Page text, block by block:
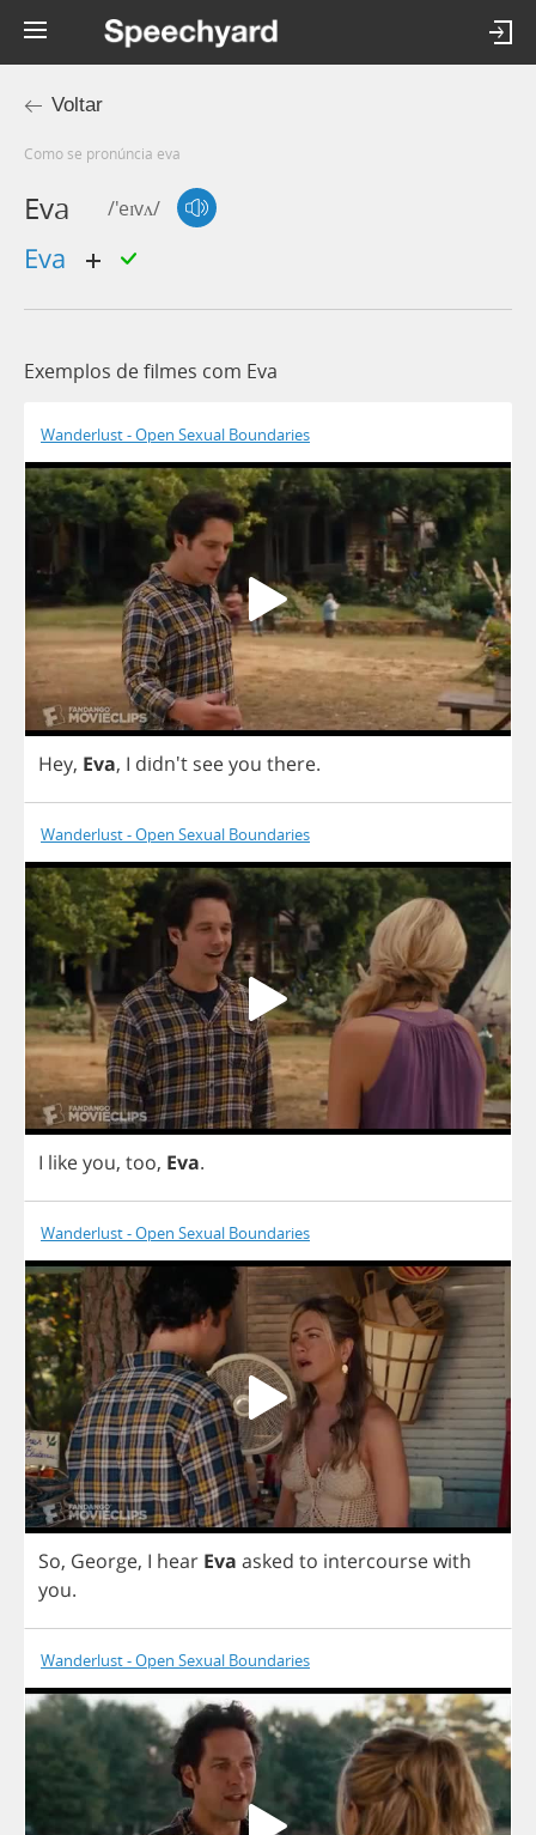
Voltar
Como se pronúncia eva
Eva /'eɪvʌ/
eva
Exemplos de filmes com Eva
Wanderlust - Open Sexual Boundaries
Hey, Eva, I didn't seeyou there.
Wanderlust - Open Sexual Boundaries
I likeyou, too, Eva.
Wanderlust - Open Sexual Boundaries
So, George, I hear Eva asked to intercoursewith
you.
Wanderlust - Open Sexual Boundaries